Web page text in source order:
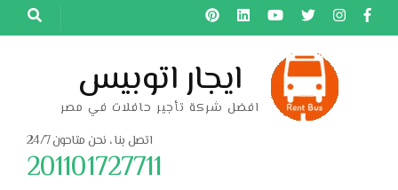
تخطى
إلى
ايجار اتوبيس
افضل شركة تأجير حافلات في مصر
اتصل بنا ، نحن متاحون 24/7
201101727711